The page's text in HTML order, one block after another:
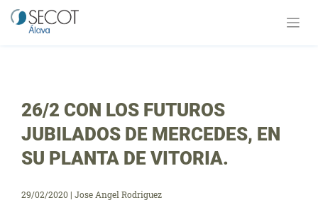
contenido
26/2 CON LOS FUTUROS
JUBILADOS DE MERCEDES, EN
SU PLANTA DE VITORIA.
29/02/2020 | Jose Angel Rodriguez